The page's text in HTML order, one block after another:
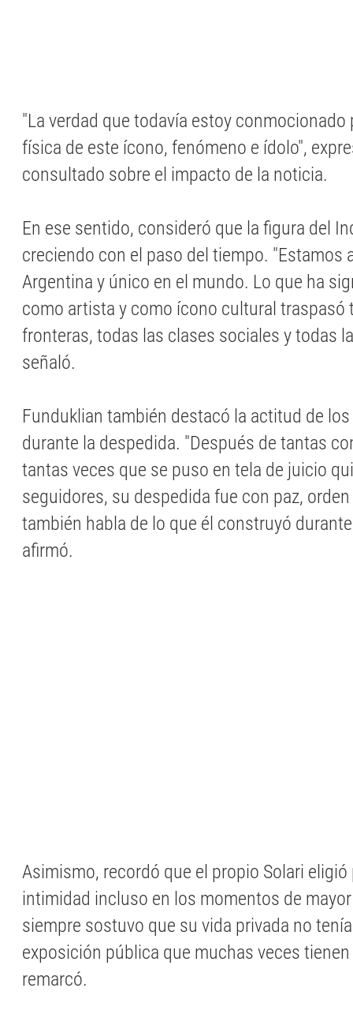
"La verdad que todavía estoy conmocionado
física de este ícono, fenómeno e ídolo",
consultado sobre el impacto de la noticia.
En ese sentido, consideró que la figura del
creciendo con el paso del tiempo. "Estamos
Argentina y único en el mundo. Lo que ha
como artista y como ícono cultural traspasó
fronteras, todas las clases sociales y todas
señaló.
Funduklian también destacó la actitud de
durante la despedida. "Después de tantas
tantas veces que se puso en tela de juicio
seguidores, su despedida fue con paz,
también habla de lo que él construyó
afirmó.
Asimismo, recordó que el propio Solari eligió
intimidad incluso en los momentos de
siempre sostuvo que su vida privada no
exposición pública que muchas veces
remarcó.